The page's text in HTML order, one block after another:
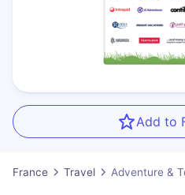
Add to
France Travel Adventure &